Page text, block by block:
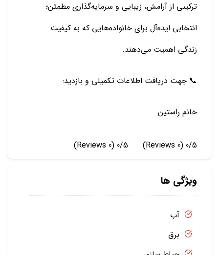
ترکیبی از آرامش، زیبایی و سرمایه‌گذاری مطمئن؛
انتخابی ایده‌آل برای خانواده‌هایی که به کیفیت
زندگی اهمیت می‌دهند.
📞 جهت دریافت اطلاعات تکمیلی و بازدید:
خانم راستین
0/5
(0 Reviews)
0/5
(0 Reviews)
ویژگی ها
آب
برق